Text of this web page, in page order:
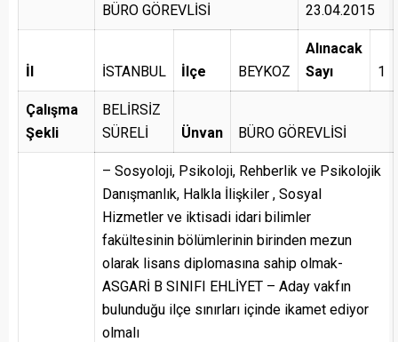
BÜRO GÖREVLİSİ
23.04.2015
İl İSTANBUL İlçe BEYKOZ
Alınacak
Sayı
1
Çalışma
Şekli
BELİRSİZ
SÜRELİ
Ünvan BÜRO GÖREVLİSİ
– Sosyoloji, Psikoloji, Rehberlik ve Psikolojik
Danışmanlık, Halkla İlişkiler , Sosyal
Hizmetler ve iktisadi idari bilimler
fakültesinin bölümlerinin birinden mezun
olarak lisans diplomasına sahip olmak-
ASGARİ B SINIFI EHLİYET – Aday vakfın
bulunduğu ilçe sınırları içinde ikamet ediyor
olmalı